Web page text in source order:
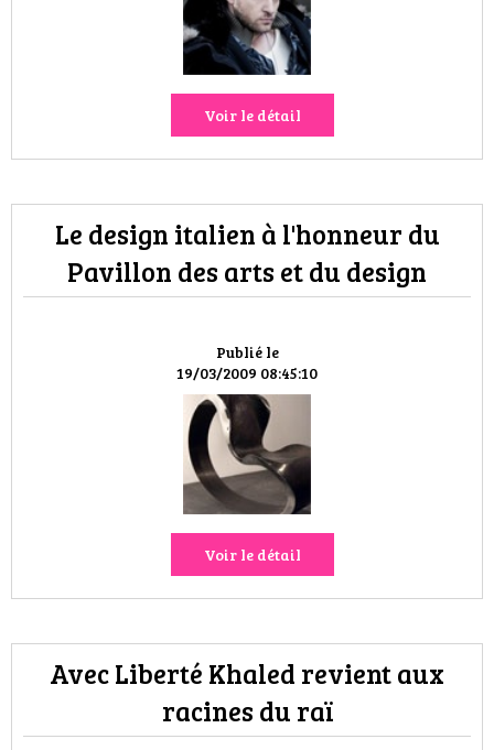
AUTO
LIEUX TENDANCES
BEAUTÉ
MODE DE RUE
JEUNES CRÉATEURS
DÉCO
VOYAGES & LOISIRS
Voir le détail
Publié le
19/03/2009 08:45:10
Le design italien à l'honneur du
Pavillon des arts et du design
Voir le détail
Avec Liberté Khaled revient aux
racines du raï